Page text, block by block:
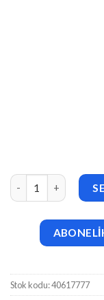
MotoPress Hotel
Stok kodu:40617777